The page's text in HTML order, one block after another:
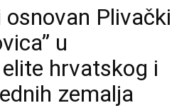
stranice
Grada
osnovan Plivački
u
hrvatskog i
zemalja